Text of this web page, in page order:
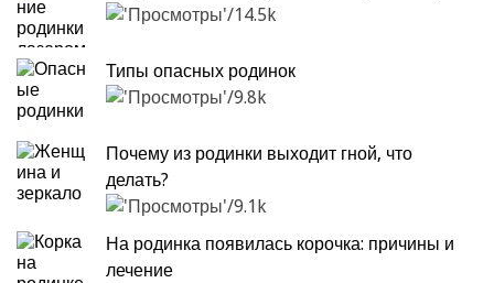
14.5k
Типы опасных родинок
9.8k
Почему из родинки выходит гной, что
делать?
9.1k
На родинка появилась корочка: причины и
лечение